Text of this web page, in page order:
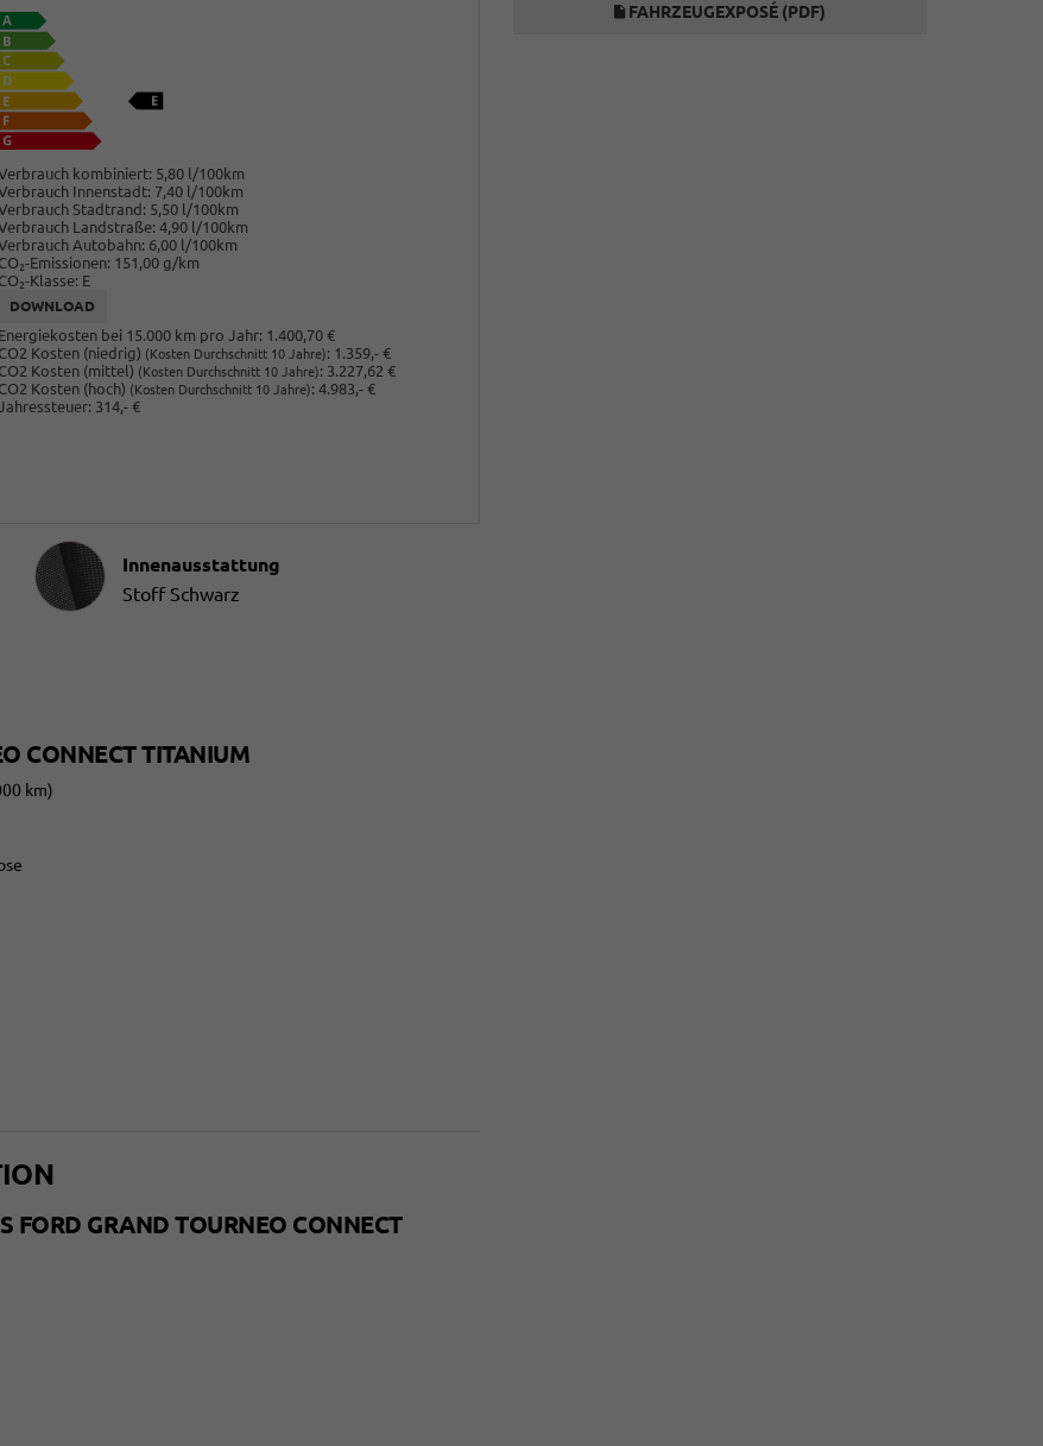
FAHRZEUGEXPOSÉ (PDF)
kombiniert: 5,80 l/100km
Innenstadt: 7,40 l/100km
Stadtrand: 5,50 l/100km
Landstraße: 4,90 l/100km
Autobahn: 6,00 l/100km
CO2-Emissionen: 151,00 g/km
CO2-Klasse: E
DOWNLOAD
Energiekosten bei 15.000 km pro Jahr: 1.400,70 €
CO2 Kosten (niedrig) (Kosten Durchschnitt 10 Jahre): 1.359,- €
CO2 Kosten (mittel) (Kosten Durchschnitt 10 Jahre): 3.227,62 €
CO2 Kosten (hoch) (Kosten Durchschnitt 10 Jahre): 4.983,- €
314,- €
Innenausstattung
Innenausstattung
Stoff Schwarz
CONNECT TITANIUM
km)
GRAND TOURNEO CONNECT